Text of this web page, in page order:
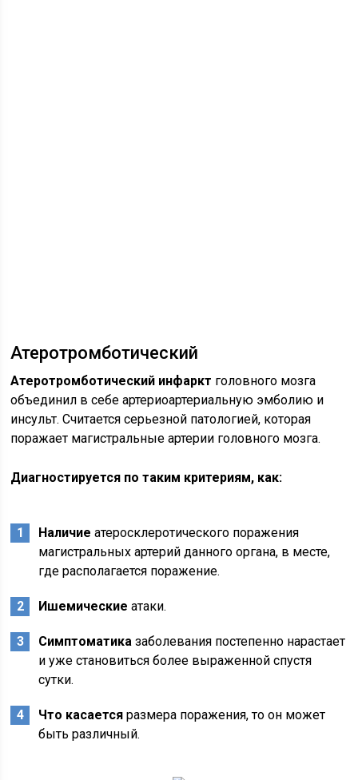
Атеротромботический
Атеротромботический инфаркт головного мозга
объединил в себе артериоартериальную эмболию и
инсульт. Считается серьезной патологией, которая
поражает магистральные артерии головного мозга.
Диагностируется по таким критериям, как:
Наличие атеросклеротического поражения
магистральных артерий данного органа, в месте,
где располагается поражение.
Ишемические атаки.
Симптоматика заболевания постепенно нарастает
и уже становиться более выраженной спустя
сутки.
Что касается размера поражения, то он может
быть различный.